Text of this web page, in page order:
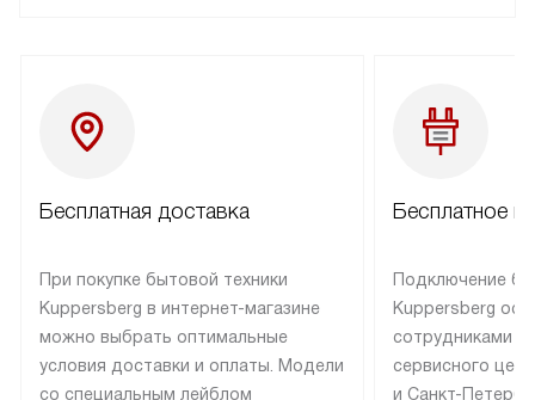
Бесплатная доставка
При покупке бытовой техники
Kuppersberg в интернет-магазине
можно выбрать оптимальные
условия доставки и оплаты. Модели
со специальным лейблом
Бесплатное
Подключение
Kuppersberg
сотрудниками
сервисного
и Санкт-